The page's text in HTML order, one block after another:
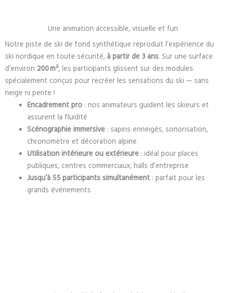
Une animation accessible, visuelle et fun
Notre piste de ski de fond synthétique reproduit l’expérience du
ski nordique en toute sécurité, à partir de 3 ans. Sur une surface
d’environ 200 m², les participants glissent sur des modules
spécialement conçus pour recréer les sensations du ski — sans
neige ni pente !
Encadrement pro: nos animateurs guident les skieurs et
assurent la fluidité
Scénographie immersive: sapins enneigés, sonorisation,
chronomètre et décoration alpine
Utilisation intérieure ou extérieure: idéal pour places
publiques, centres commerciaux, halls d’entreprise
Jusqu’à 55 participants simultanément: parfait pour les
grands événements